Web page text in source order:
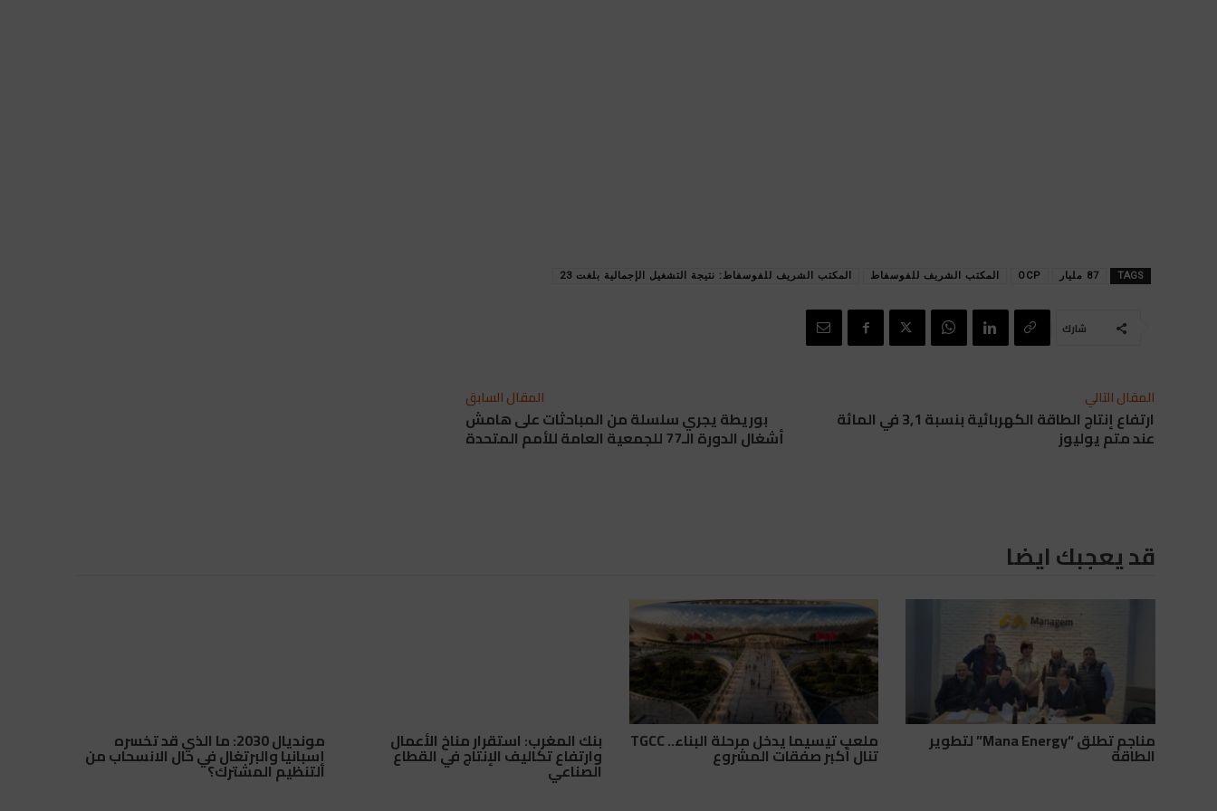
TAGS 87 مليار OCP المكتب الشريف للفوسفاط المكتب الشريف للفوسفاط: نتيجة التشغيل الإجمالية بلغت 23
شارك
المقال السابق
بوريطة يجري سلسلة من المباحثات على هامش
أشغال الدورة الـ77 للجمعية العامة للأمم المتحدة
المقال التالي
ارتفاع إنتاج الطاقة الكهربائية بنسبة 3,1 في المائة
عند متم يوليوز
قد يعجبك ايضا
مناجم تطلق “Mana Energy” لتطوير
الطاقة
ملعب تيسيما يدخل مرحلة البناء.. TGCC
تنال أكبر صفقات المشروع
بنك المغرب: استقرار مناخ الأعمال
وارتفاع تكاليف الإنتاج في القطاع
الصناعي
مونديال 2030: ما الذي قد تخسره
إسبانيا والبرتغال في حال الانسحاب من
التنظيم المشترك؟